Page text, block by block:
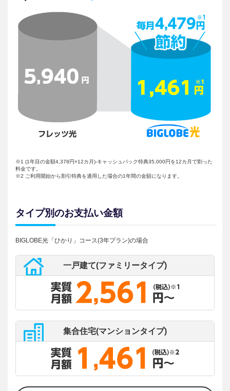
※1 (1年目の金額4,378円×12カ月)-キャッシュバック特典35,000円を12カ月で割った
料金です。
※2 ご利用開始から割引特典を適用した場合の1年間の金額になります。
タイプ別のお支払い金額
BIGLOBE光「ひかり」コース(3年プラン)の場合
一戸建て(ファミリータイプ)
集合住宅(マンションタイプ)